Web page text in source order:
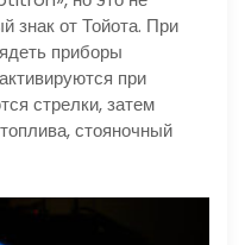
знак от Тойота. При
приборы
при
стрелки, затем
стояночный